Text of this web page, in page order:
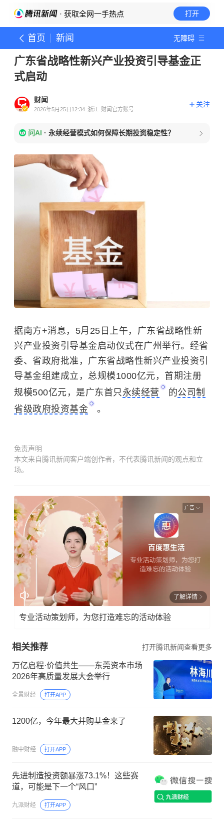
· 获取全网一手热点 打开
首页 新闻 无障碍
广东省战略性新兴产业投资引导基金正
式启动
财闻
2026年5月25日12:34 浙江 财闻官方账号
关注
问AI · 永续经营模式如何保障长期投资稳定性？
据南方+消息，5月25日上午，广东省战略性新
兴产业投资引导基金启动仪式在广州举行。经省
委、省政府批准，广东省战略性新兴产业投资引
导基金组建成立，总规模‌1000亿元‌，首期注册
规模‌500亿元，是广东首只 永续经营 的公司制
省级政府投资基金
。
免责声明
本文来自腾讯新闻客户端创作者，不代表腾讯新闻的观点和立
场。
广告
了解详情
专业活动策划师，为您打造难忘的活动体验
相关推荐 打开腾讯新闻查看更多
万亿启程·价值共生——东莞资本市场
2026年高质量发展大会举行
全景财经 打开APP
1200亿，今年最大并购基金来了
融中财经 打开APP
先进制造投资额暴涨73.1%！这些赛
道，可能是下一个“风口”
九派财经 打开APP